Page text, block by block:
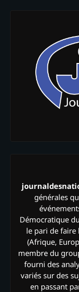
générales
Démocratique
le pari de faire
(Afrique,
membre du
fourni des
variés sur des
en passant